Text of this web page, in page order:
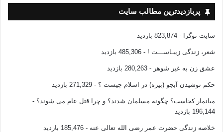
پربازدیدترین مطالب سایت
سایت نوگرا - 823,874 بازدید
شعر، زندگی زیبـاســـت ! - 485,306 بازدید
عشق زن به غیر شوهر - 280,263 بازدید
حکم نوشیدن آبجو (بیره) در اسلام چیست ؟ - 271,329 بازدید
میانمار کجاست؟ چگونه مسلمان شدند؟ و چرا قتل عام می شوند؟ -
196,144 بازدید
خلاصه زندگی حضرت عمر رضی الله تعالی عنه - 185,476 بازدید